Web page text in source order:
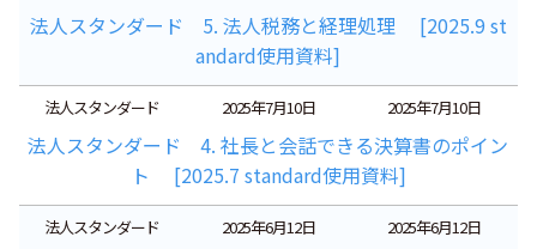
法人スタンダード 5. 法人税務と経理処理 [2025.9 st
andard使用資料]
法人スタンダード 2025年7月10日 2025年7月10日
法人スタンダード 4. 社長と会話できる決算書のポイン
ト [2025.7 standard使用資料]
法人スタンダード 2025年6月12日 2025年6月12日